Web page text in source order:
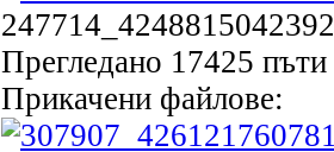
Прегледано 17425
Прикачени файлове: